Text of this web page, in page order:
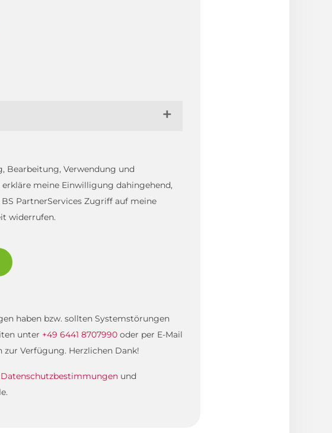
Bearbeitung, Verwendung und
meine Einwilligung dahingehend,
PartnerServices Zugriff auf meine
widerrufen.
haben bzw. sollten Systemstörungen
unter +49 6441 8707990 oder per E-Mail
zur Verfügung. Herzlichen Dank!
Datenschutzbestimmungen und